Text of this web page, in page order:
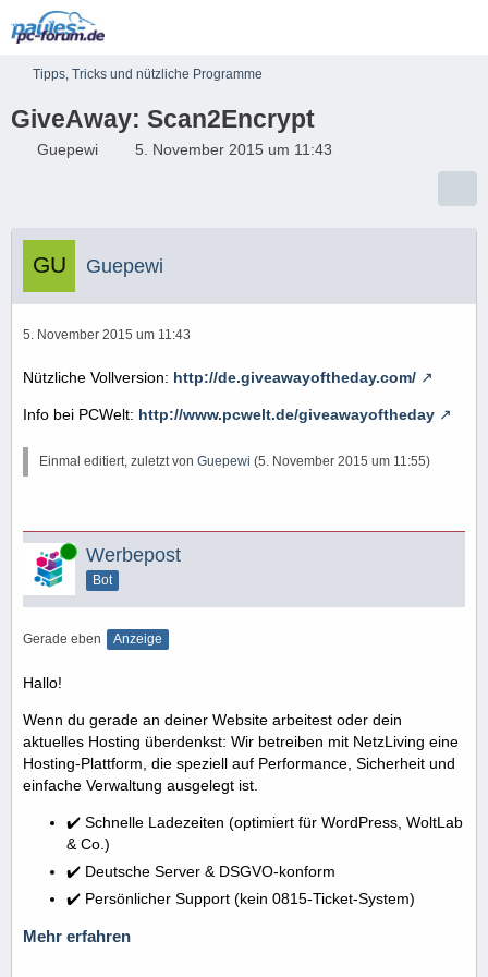
Tipps, Tricks und nützliche Programme
GiveAway: Scan2Encrypt
Guepewi 5. November 2015 um 11:43
Guepewi
5. November 2015 um 11:43
Nützliche Vollversion: http://de.giveawayoftheday.com/
Info bei PCWelt: http://www.pcwelt.de/giveawayoftheday
Einmal editiert, zuletzt von Guepewi (5. November 2015 um 11:55)
Online Werbepost
Bot
Gerade eben Anzeige
Hallo!
Wenn du gerade an deiner Website arbeitest oder dein
aktuelles Hosting überdenkst: Wir betreiben mit NetzLiving eine
Hosting-Plattform, die speziell auf Performance, Sicherheit und
einfache Verwaltung ausgelegt ist.
✔️ Schnelle Ladezeiten (optimiert für WordPress, WoltLab
& Co.)
✔️ Deutsche Server & DSGVO-konform
✔️ Persönlicher Support (kein 0815-Ticket-System)
Mehr erfahren